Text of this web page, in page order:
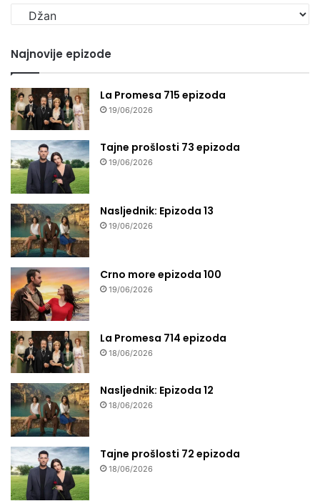
Izaberi
seriju
Najnovije epizode
La Promesa 715 epizoda
19/06/2026
Tajne prošlosti 73 epizoda
19/06/2026
Nasljednik: Epizoda 13
19/06/2026
Crno more epizoda 100
19/06/2026
La Promesa 714 epizoda
18/06/2026
Nasljednik: Epizoda 12
18/06/2026
Tajne prošlosti 72 epizoda
18/06/2026